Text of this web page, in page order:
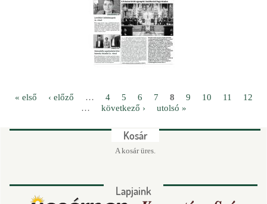
d
« első ‹ előző … 4 5 6 7 8 9 10 11
12
…
következő › utolsó »
Kosár
A kosár üres.
Lapjaink